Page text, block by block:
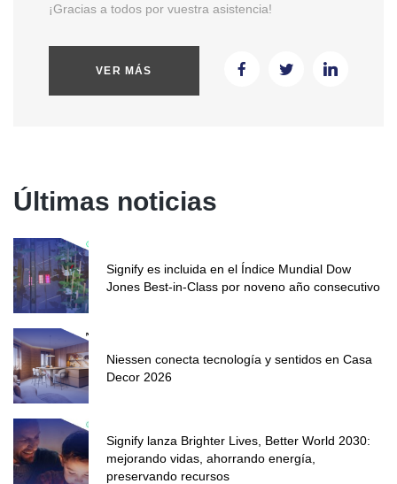
¡Gracias a todos por vuestra asistencia!
VER MÁS
Últimas noticias
Signify es incluida en el Índice Mundial Dow
Jones Best-in-Class por noveno año consecutivo
Niessen conecta tecnología y sentidos en Casa
Decor 2026
Signify lanza Brighter Lives, Better World 2030:
mejorando vidas, ahorrando energía,
preservando recursos